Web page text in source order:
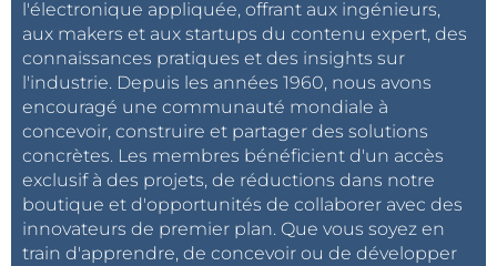
l'électronique appliquée, offrant aux ingénieurs,
aux makers et aux startups du contenu expert, des
connaissances pratiques et des insights sur
l'industrie. Depuis les années 1960, nous avons
encouragé une communauté mondiale à
concevoir, construire et partager des solutions
concrètes. Les membres bénéficient d'un accès
exclusif à des projets, de réductions dans notre
boutique et d'opportunités de collaborer avec des
innovateurs de premier plan. Que vous soyez en
train d'apprendre, de concevoir ou de développer